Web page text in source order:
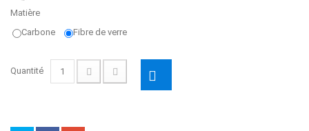
Matière
Carbone
Fibre de verre
Quantité